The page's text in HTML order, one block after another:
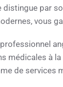
distingue par
vous
médicales à
de services